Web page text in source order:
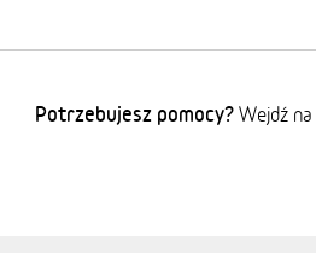
Potrzebujesz pomocy? Wejdź na